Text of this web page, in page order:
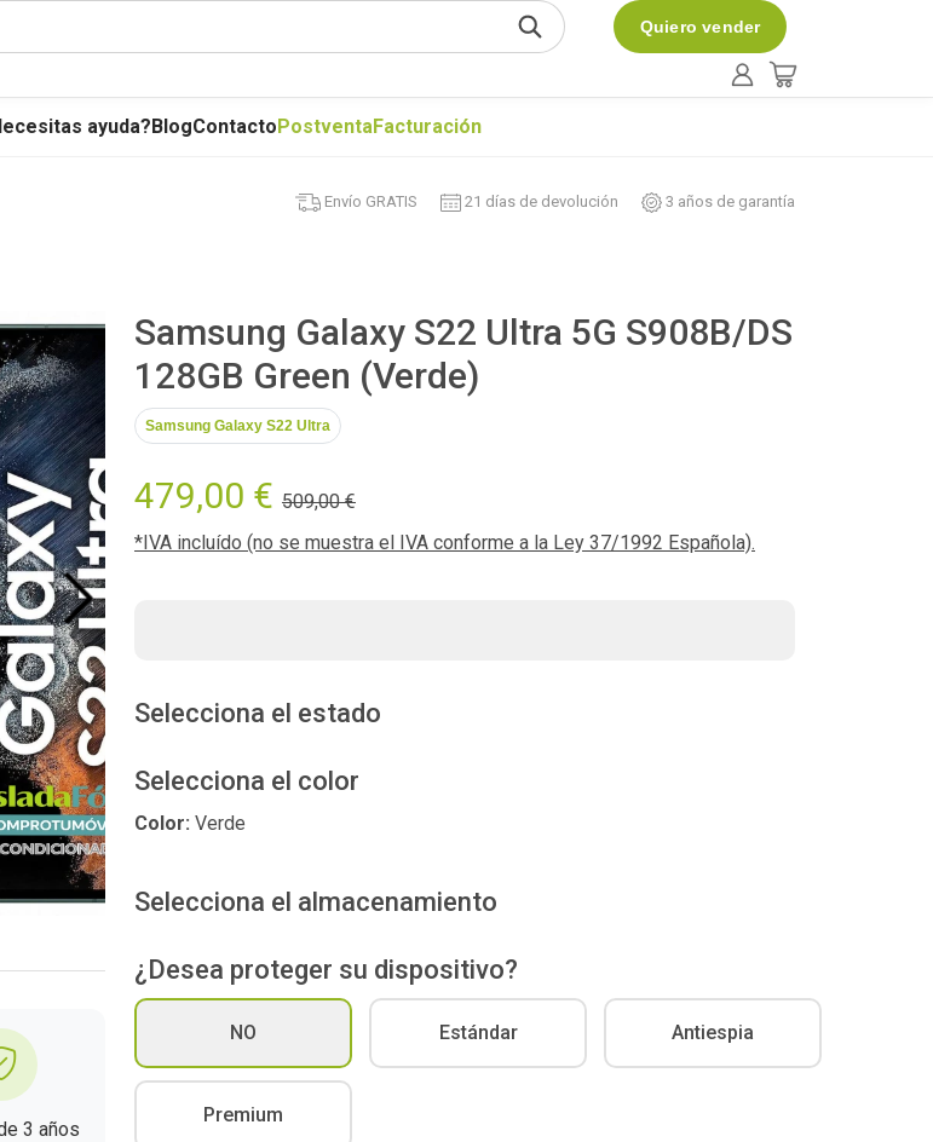
Quiero vender
ayuda?BlogContactoPostventaFacturación
Envío GRATIS 21 días de devolución 3 años de garantía
Next
3 años
Samsung Galaxy S22 Ultra 5G S908B/DS
128GB Green (Verde)
Samsung Galaxy S22 Ultra
479,00 € 509,00 €
*IVA incluído (no se muestra el IVA conforme a la Ley 37/1992 Española).
Selecciona el estado
Selecciona el color
Color: Verde
Selecciona el almacenamiento
¿Desea proteger su dispositivo?
NO Estándar Antiespia
Premium